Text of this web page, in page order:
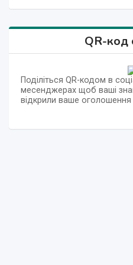
QR-код
Поділіться QR-кодом в
месенджерах щоб ваші
відкрили ваше оголошення